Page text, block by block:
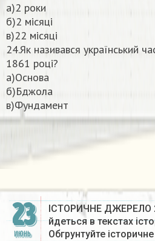
а)2 роки
б)2 місяці
в)22 місяці
24.Як називався український
1861 році?
а)Основа
б)Бджола
в)Фундамент
23
ИЮНЬ
ІСТОРИЧНЕ ДЖЕРЕЛО
йдеться в текстах
Обгрунтуйте